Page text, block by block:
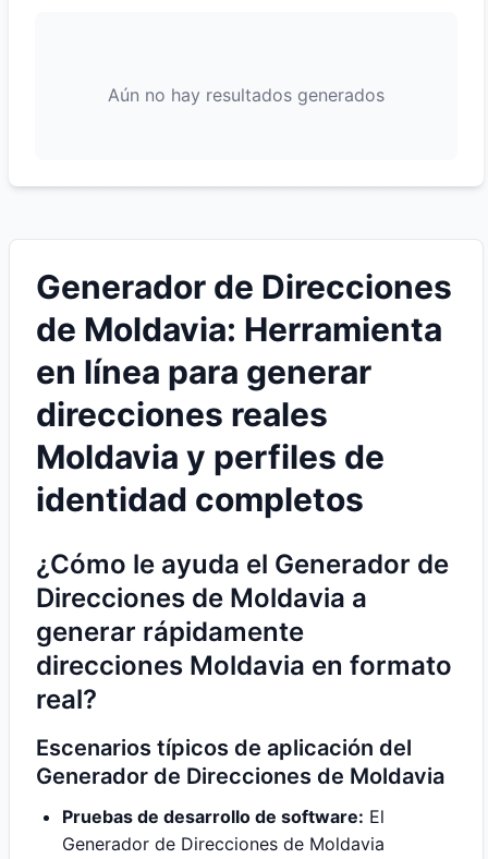
Aún no hay resultados generados
Generador de Direcciones
de Moldavia: Herramienta
en línea para generar
direcciones reales
Moldavia y perfiles de
identidad completos
¿Cómo le ayuda el Generador de
Direcciones de Moldavia a
generar rápidamente
direcciones Moldavia en formato
real?
Escenarios típicos de aplicación del
Generador de Direcciones de Moldavia
Pruebas de desarrollo de software: El
Generador de Direcciones de Moldavia